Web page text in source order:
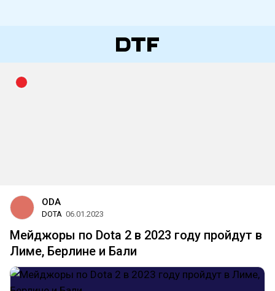
ODA
DOTA 06.01.2023
Мейджоры по Dota 2 в 2023 году пройдут в
Лиме, Берлине и Бали